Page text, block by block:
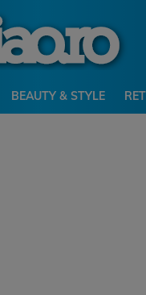
BEAUTY & STYLE